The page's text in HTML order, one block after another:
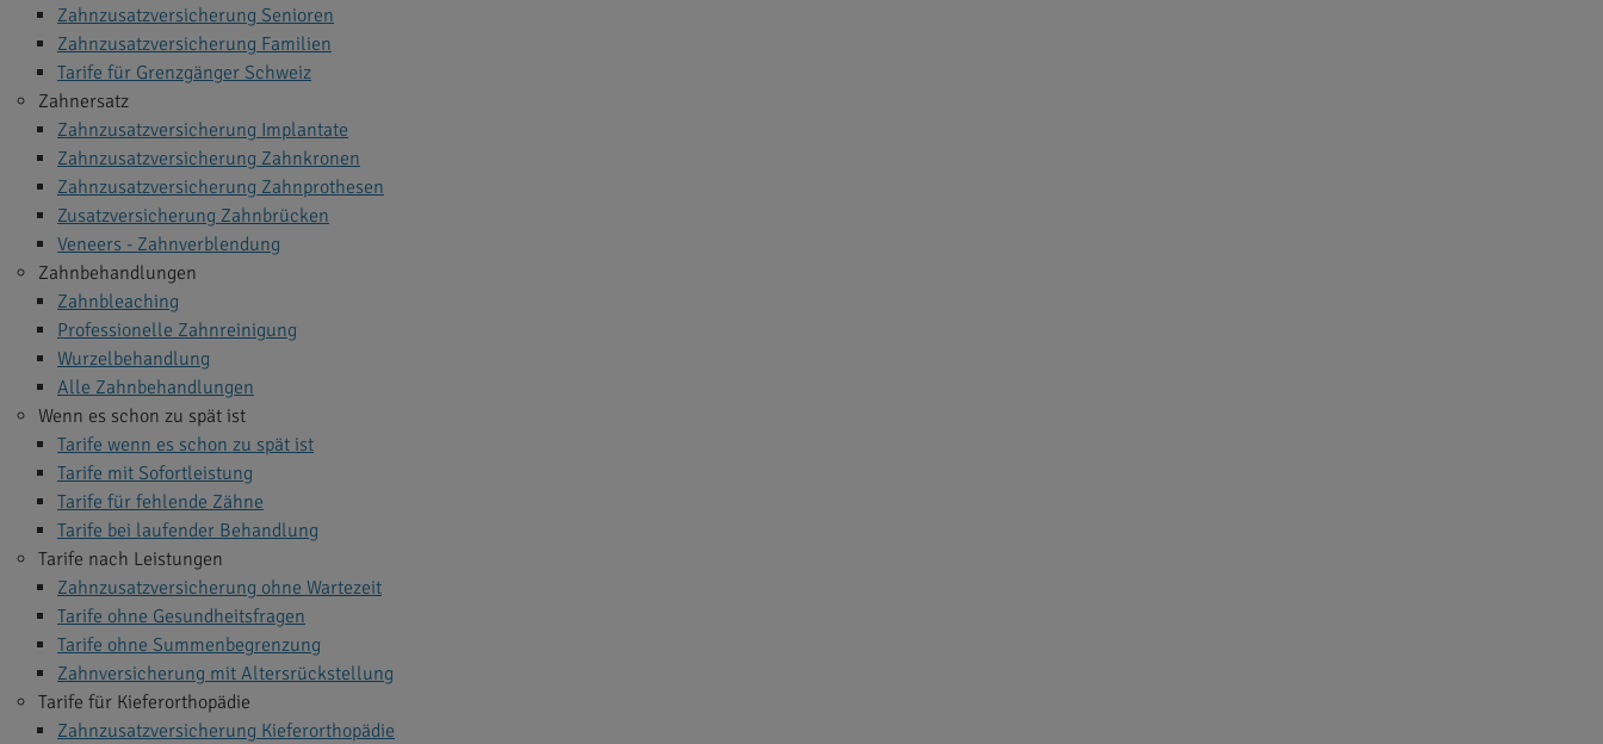
Zahnzusatzversicherung Senioren
Zahnzusatzversicherung Familien
Tarife für Grenzgänger Schweiz
Zahnersatz
Zahnzusatzversicherung Implantate
Zahnzusatzversicherung Zahnkronen
Zahnzusatzversicherung Zahnprothesen
Zusatzversicherung Zahnbrücken
Veneers - Zahnverblendung
Zahnbehandlungen
Zahnbleaching
Professionelle Zahnreinigung
Wurzelbehandlung
Alle Zahnbehandlungen
Wenn es schon zu spät ist
Tarife wenn es schon zu spät ist
Tarife mit Sofortleistung
Tarife für fehlende Zähne
Tarife bei laufender Behandlung
Tarife nach Leistungen
Zahnzusatzversicherung ohne Wartezeit
Tarife ohne Gesundheitsfragen
Tarife ohne Summenbegrenzung
Zahnversicherung mit Altersrückstellung
Tarife für Kieferorthopädie
Zahnzusatzversicherung Kieferorthopädie